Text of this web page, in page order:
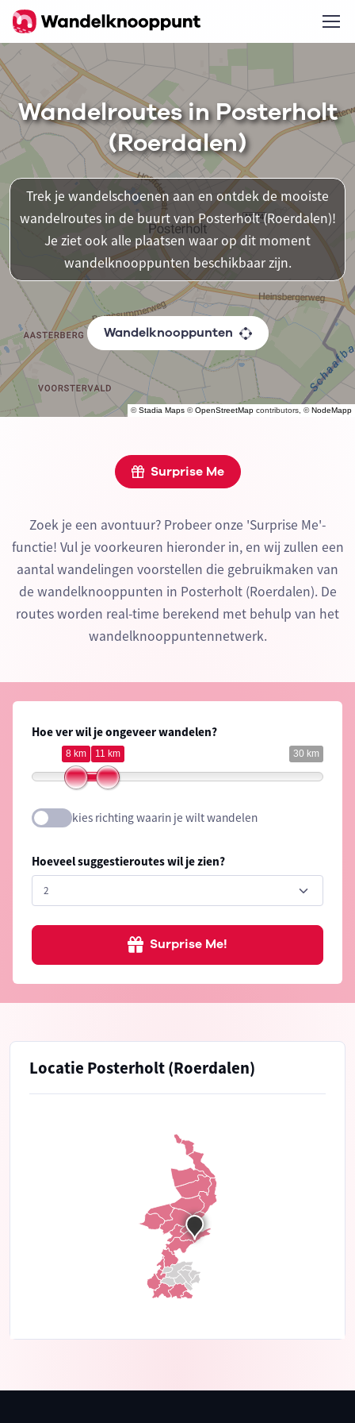
©Stadia Maps ©OpenStreetMap contributors, ©NodeMapp
Wandelroutes in Posterholt
(Roerdalen)
Trek je wandelschoenen aan en ontdek de mooiste
wandelroutes in de buurt van Posterholt (Roerdalen)!
Je ziet ook alle plaatsen waar op dit moment
wandelknooppunten beschikbaar zijn.
Wandelknooppunten
Surprise Me
Zoek je een avontuur? Probeer onze 'Surprise Me'-
functie! Vul je voorkeuren hieronder in, en wij zullen een
aantal wandelingen voorstellen die gebruikmaken van
de wandelknooppunten in Posterholt (Roerdalen). De
routes worden real-time berekend met behulp van het
wandelknooppuntennetwerk.
Hoe ver wil je ongeveer wandelen?
30 km
8 km 11 km
kies richting waarin je wilt wandelen
Hoeveel suggestieroutes wil je zien?
Surprise Me!
Locatie Posterholt (Roerdalen)